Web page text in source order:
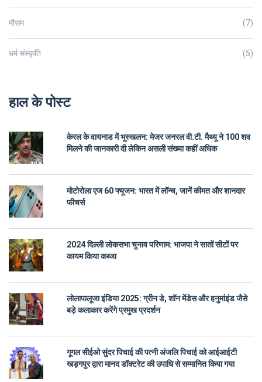
मौसम (7)
धर्म संस्कृति (5)
हाल के पोस्ट
केरल के वायनाड में भूस्खलन: मेजर जनरल वी.टी. मैथ्यू ने 100 शव
मिलने की जानकारी दी लेकिन असली संख्या कहीं अधिक
मोटोरोला एज 60 फ्यूजन: भारत में लॉन्च, जानें कीमत और शानदार
फीचर्स
2024 दिल्ली लोकसभा चुनाव परिणाम: भाजपा ने सातों सीटों पर
कायम किया कब्जा
लोलापालूजा इंडिया 2025: ग्रीन डे, शॉन मेंडेस और हनुमांइंड जैसे
बड़े कलाकार करेंगे प्रमुख प्रदर्शन
गूगल सीईओ सुंदर पिचाई की पत्नी अंजलि पिचाई को आईआईटी
खड़गपुर द्वारा मानद डॉक्टरेट की उपाधि से सम्मानित किया गया